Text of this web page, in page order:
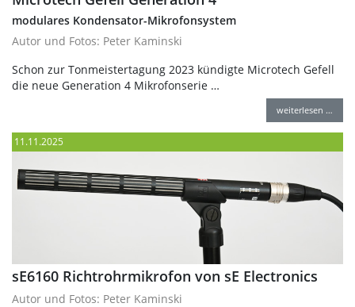
modulares Kondensator-Mikrofonsystem
Autor und Fotos: Peter Kaminski
Schon zur Tonmeistertagung 2023 kündigte Microtech Gefell
die neue Generation 4 Mikrofonserie …
weiterlesen …
11.11.2025
sE6160 Richtrohrmikrofon von sE Electronics
Autor und Fotos: Peter Kaminski